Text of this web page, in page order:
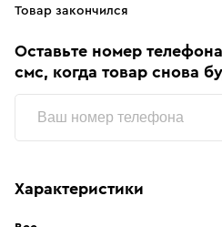
Товар закончился
Оставьте номер
смс, когда товар снова
Характеристики